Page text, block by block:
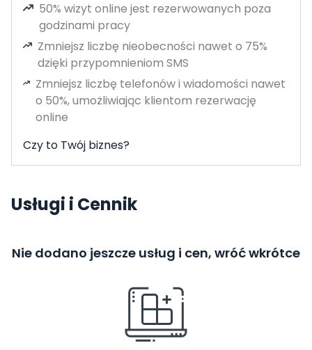
50% wizyt online jest rezerwowanych poza
godzinami pracy
Zmniejsz liczbę nieobecności nawet o 75%
dzięki przypomnieniom SMS
Zmniejsz liczbę telefonów i wiadomości nawet
o 50%, umożliwiając klientom rezerwację
online
Czy to Twój biznes?
Usługi i Cennik
Nie dodano jeszcze usług i cen, wróć wkrótce